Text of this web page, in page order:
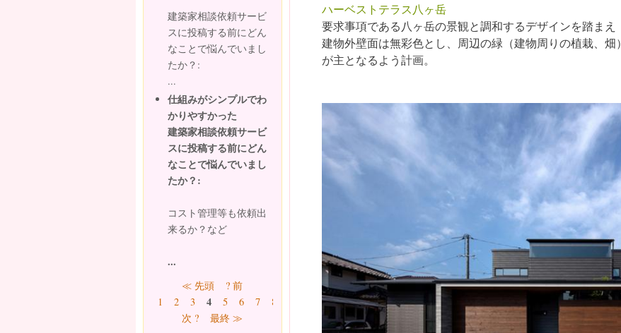
ハーベストテラス八ヶ岳
要求事項である八ヶ岳の景観と調和するデザインを踏まえ
建物外壁面は無彩色とし、周辺の緑（建物周りの植栽、畑）
が主となるよう計画。
建築家相談依頼サービ
スに投稿する前にどん
なことで悩んでいまし
たか？:
...
仕組みがシンプルでわ
かりやすかった
建築家相談依頼サービ
スに投稿する前にどん
なことで悩んでいまし
たか？:
コスト管理等も依頼出
来るか？など
...
ページ≪ 先頭
? 前
1
2 3 4 5 6 7 8
次 ?
最終 ≫